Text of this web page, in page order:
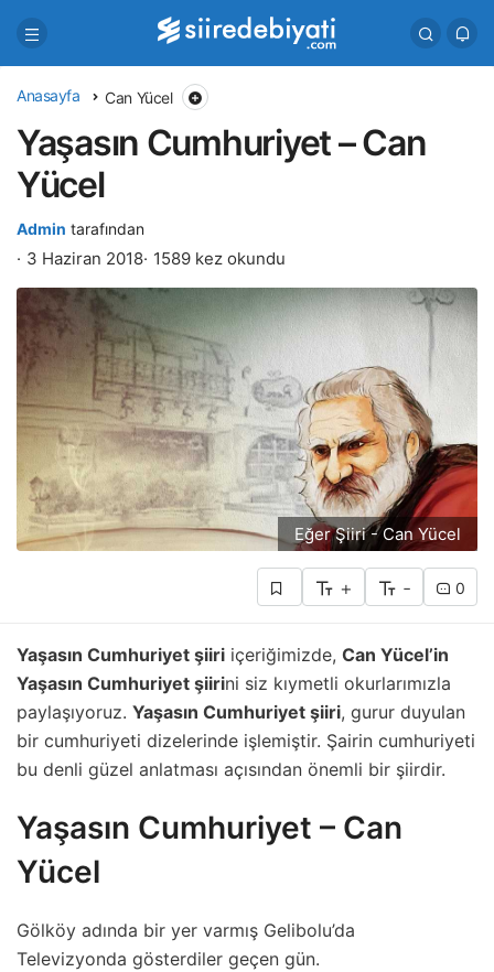
Anasayfa Can Yücel
Yaşasın Cumhuriyet – Can
Yücel
Admin tarafından
3 Haziran 2018 1589 kez okundu
Eğer Şiiri - Can Yücel
+ - 0
Yaşasın Cumhuriyet şiiri içeriğimizde, Can Yücel’in
Yaşasın Cumhuriyet şiirini siz kıymetli okurlarımızla
paylaşıyoruz. Yaşasın Cumhuriyet şiiri, gurur duyulan
bir cumhuriyeti dizelerinde işlemiştir. Şairin cumhuriyeti
bu denli güzel anlatması açısından önemli bir şiirdir.
Yaşasın Cumhuriyet – Can
Yücel
Gölköy adında bir yer varmış Gelibolu’da
Televizyonda gösterdiler geçen gün.